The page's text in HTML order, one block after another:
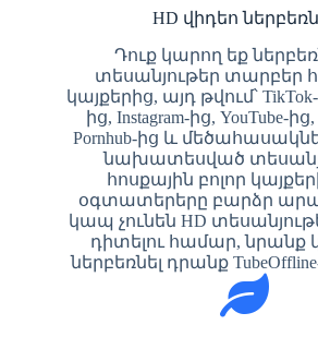
HD վիդեո
Դուք կարող եք
տեսանյութեր տարբեր
կայքերից, այդ թվում՝ TikTok-
ից, Instagram-ից, YouTube-
Pornhub-ից և
նախատեսված
հոսքային բոլոր
օգտատերերը բարձր
կապ չունեն HD
դիտելու համար, նրանք
ներբեռնել դրանք